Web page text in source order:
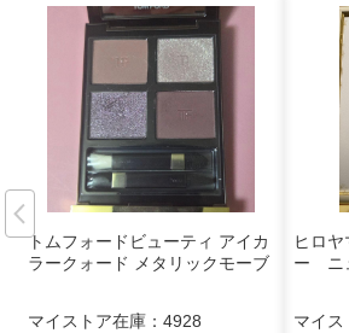
トムフォードビューティ アイカ
ラークォード メタリックモーブ
マイストア在庫： 4928
ヒロ
ー ニ
マイス